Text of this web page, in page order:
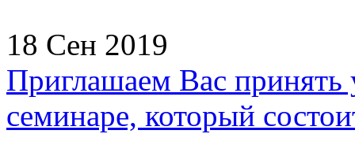
18 Сен 2019
Приглашаем Вас принять
семинаре, который